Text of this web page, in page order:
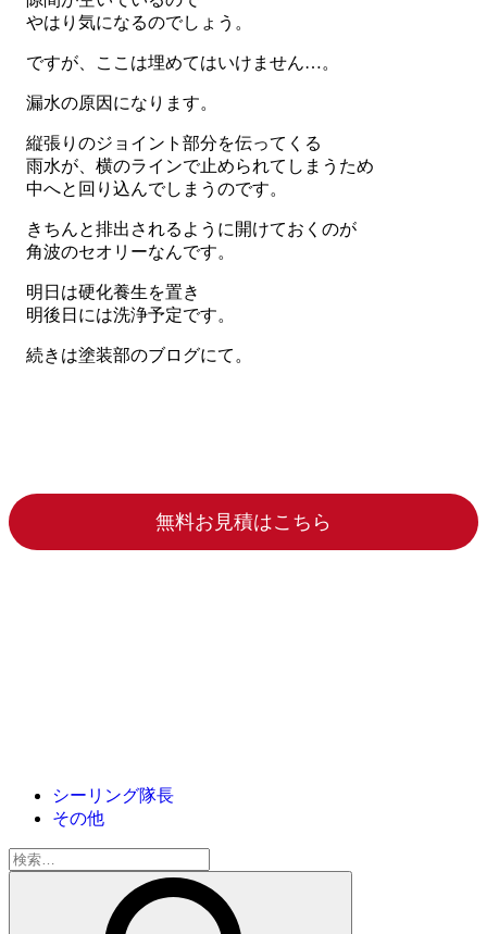
やはり気になるのでしょう。
ですが、ここは埋めてはいけません…。
漏水の原因になります。
縦張りのジョイント部分を伝ってくる
雨水が、横のラインで止められてしまうため
中へと回り込んでしまうのです。
きちんと排出されるように開けておくのが
角波のセオリーなんです。
明日は硬化養生を置き
明後日には洗浄予定です。
続きは塗装部のブログにて。
無料お見積はこちら
シーリング隊長
その他
検
索: